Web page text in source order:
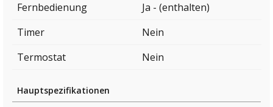
Fernbedienung
Ja - (enthalten)
Timer
Nein
Termostat
Nein
Hauptspezifikationen